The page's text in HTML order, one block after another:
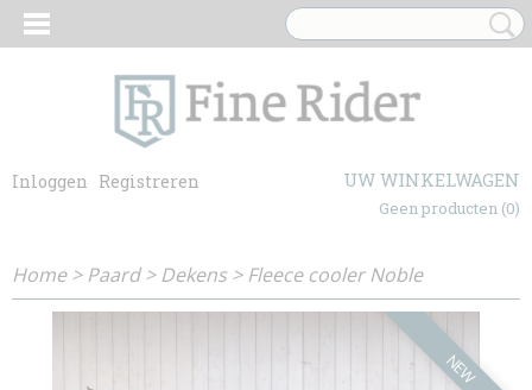
Inloggen Registreren UW WINKELWAGEN
Geen producten (0)
Home>Paard>Dekens>Fleece cooler Noble
NEW